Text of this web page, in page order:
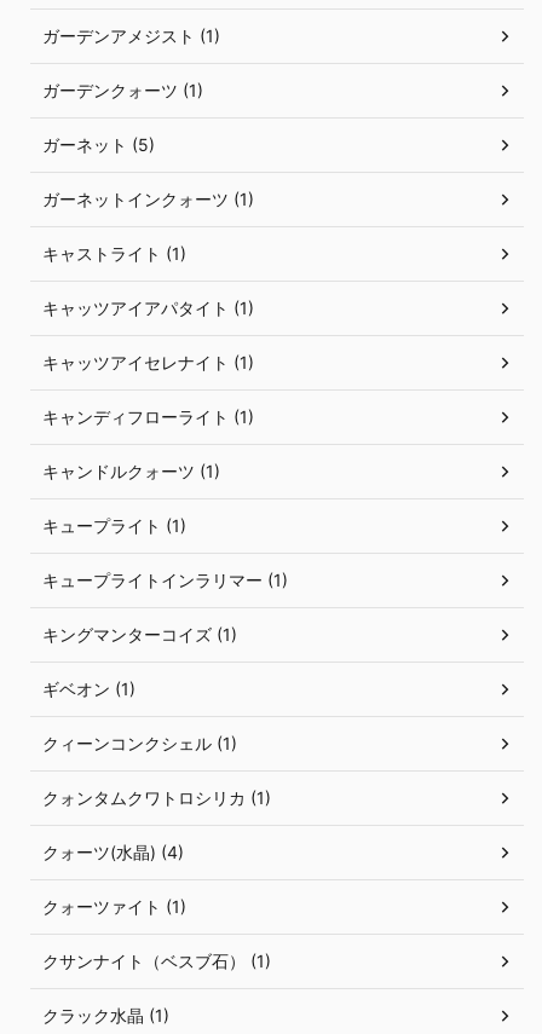
ガーデンアメジスト (1)
ガーデンクォーツ (1)
ガーネット (5)
ガーネットインクォーツ (1)
キャストライト (1)
キャッツアイアパタイト (1)
キャッツアイセレナイト (1)
キャンディフローライト (1)
キャンドルクォーツ (1)
キュープライト (1)
キュープライトインラリマー (1)
キングマンターコイズ (1)
ギベオン (1)
クィーンコンクシェル (1)
クォンタムクワトロシリカ (1)
クォーツ(水晶) (4)
クォーツァイト (1)
クサンナイト（ベスブ石） (1)
クラック水晶 (1)